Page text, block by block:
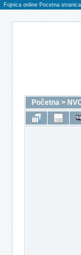
Fojnica online Pocetna stranica
Početna >